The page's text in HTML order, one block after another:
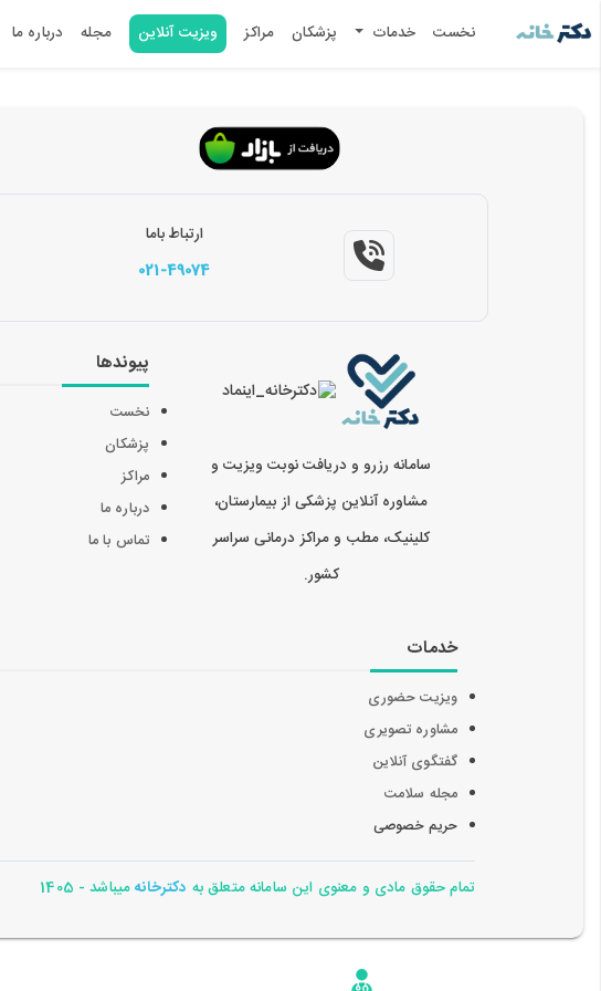
نخست خدمات پزشکان مراکز ویزیت آنلاین مجله درباره ما
ارتباط باما
021-49074
سامانه رزرو و دریافت نوبت ویزیت و
مشاوره آنلاین پزشکی از بیمارستان،
کلینیک، مطب و مراکز درمانی سراسر
کشور.
پیوندها
نخست
پزشکان
مراکز
درباره ما
تماس با ما
خدمات
ویزیت حضوری
مشاوره تصویری
گفتگوی آنلاین
مجله سلامت
حریم خصوصی
تمام حقوق مادی و معنوی این سامانه متعلق به دکترخانهمیباشد - 1405